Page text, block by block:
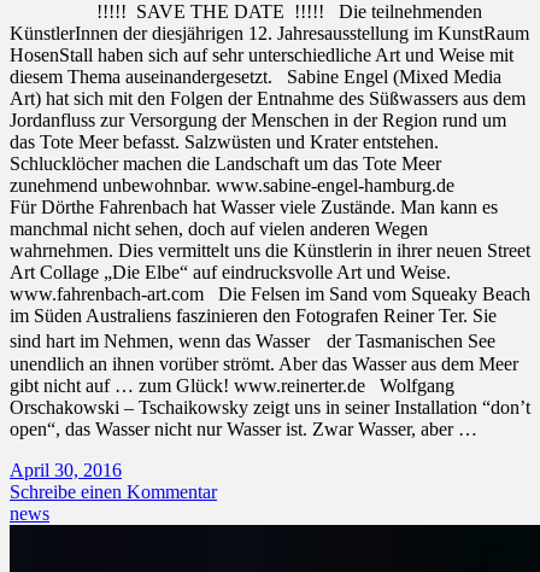
!!!!! SAVE THE DATE !!!!! Die teilnehmenden
KünstlerInnen der diesjährigen 12. Jahresausstellung im KunstRaum
HosenStall haben sich auf sehr unterschiedliche Art und Weise mit
diesem Thema auseinandergesetzt. Sabine Engel (Mixed Media
Art) hat sich mit den Folgen der Entnahme des Süßwassers aus dem
Jordanfluss zur Versorgung der Menschen in der Region rund um
das Tote Meer befasst. Salzwüsten und Krater entstehen.
Schlucklöcher machen die Landschaft um das Tote Meer
zunehmend unbewohnbar. www.sabine-engel-hamburg.de
Für Dörthe Fahrenbach hat Wasser viele Zustände. Man kann es
manchmal nicht sehen, doch auf vielen anderen Wegen
wahrnehmen. Dies vermittelt uns die Künstlerin in ihrer neuen Street
Art Collage „Die Elbe“ auf eindrucksvolle Art und Weise.
www.fahrenbach-art.com Die Felsen im Sand vom Squeaky Beach
im Süden Australiens faszinieren den Fotografen Reiner Ter. Sie
sind hart im Nehmen, wenn das Wasser der Tasmanischen See
unendlich an ihnen vorüber strömt. Aber das Wasser aus dem Meer
gibt nicht auf … zum Glück! www.reinerter.de Wolfgang
Orschakowski – Tschaikowsky zeigt uns in seiner Installation “don’t
open“, das Wasser nicht nur Wasser ist. Zwar Wasser, aber …
April 30, 2016
Schreibe einen Kommentar
news